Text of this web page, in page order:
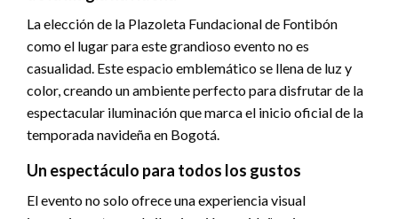
La elección de la Plazoleta Fundacional de Fontibón
como el lugar para este grandioso evento no es
casualidad. Este espacio emblemático se llena de luz y
color, creando un ambiente perfecto para disfrutar de la
espectacular iluminación que marca el inicio oficial de la
temporada navideña en Bogotá.
Un espectáculo para todos los gustos
El evento no solo ofrece una experiencia visual